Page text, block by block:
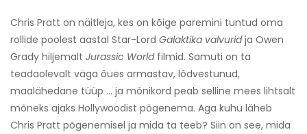
Chris Pratt on näitleja, kes on kõige paremini tuntud oma
rollide poolest aastal Star-Lord Galaktika valvuridja Owen
Grady hiljemalt Jurassic Worldfilmid. Samuti on ta
teadaolevalt väga õues armastav, lõdvestunud,
maalähedane tüüp ... ja mõnikord peab selline mees lihtsalt
mõneks ajaks Hollywoodist põgenema. Aga kuhu läheb
Chris Pratt põgenemisel ja mida ta teeb? Siin on see, mida